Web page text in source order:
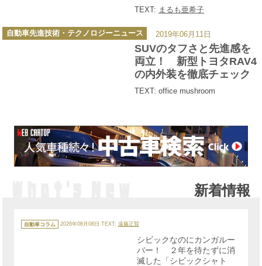
TEXT: まるも亜希子
SUVのタフさと先進感を
両立！ 新型トヨタRAV4
の内外装を徹底チェック
TEXT: office mushroom
カ
テ
自動車先進技術・テクノロジーニュース 2019年06月11日
新着情報
テ
ゴ
自動車コラム 2026年08月08日 TEXT: 遠藤正賢
シビックなのにカンガルー
バー！ ２年を待たずに消
滅した「シビックシャト